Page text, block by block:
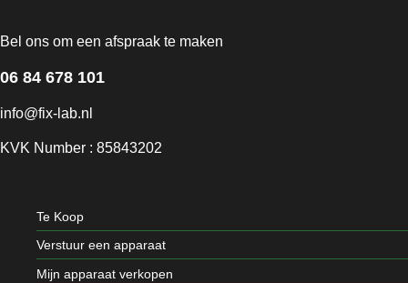
Bel ons om een afspraak te maken
06 84 678 101
info@fix-lab.nl
KVK Number : 85843202
Te Koop
Verstuur een apparaat
Mijn apparaat verkopen